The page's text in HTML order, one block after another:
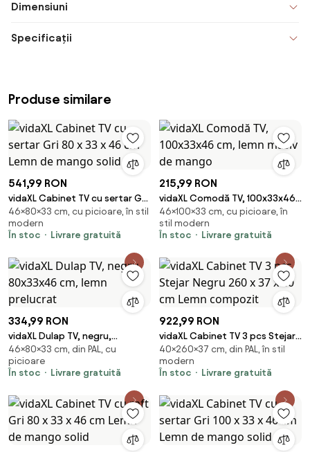
Dimensiuni
Specificații
Produse similare
541,99 RON
vidaXL Cabinet TV cu sertar Gri
80 x 33 x 46 cm Lemn de mango
solid
46×80×33 cm, cu picioare, în stil
modern
În stoc
Livrare gratuită
215,99 RON
vidaXL Comodă TV, 100x33x46
cm, lemn masiv de mango
46×100×33 cm, cu picioare, în
stil modern
În stoc
Livrare gratuită
334,99 RON
vidaXL Dulap TV, negru,
80x33x46 cm, lemn prelucrat
46×80×33 cm, din PAL, cu
picioare
În stoc
Livrare gratuită
922,99 RON
vidaXL Cabinet TV 3 pcs Stejar
Negru 260 x 37 x 40 cm Lemn
compozit
40×260×37 cm, din PAL, în stil
modern
În stoc
Livrare gratuită